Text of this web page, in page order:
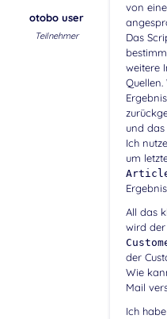
otobo user
Teilnehmer
von
Das
weitere
und das
Ich nutze
um
All das
wird
der
Wie
Mail
Ich